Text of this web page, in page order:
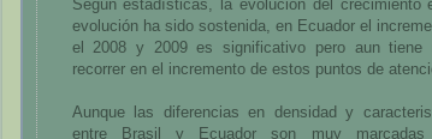
Según estadísticas, la evolución del crecimiento
evolución ha sido sostenida, en Ecuador el
el 2008 y 2009 es significativo pero aun tiene
recorrer en el incremento de estos puntos de
Aunque las diferencias en densidad y
entre Brasil y Ecuador son muy